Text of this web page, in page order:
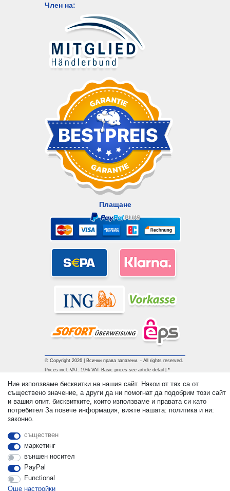
Член на:
Плащане
© Copyright 2026 | Всички права запазени. - All rights reserved.
Prices incl. VAT. 19% VAT Basic prices see article detail | *
Withdraw from contract here контакт
Ние използваме бисквитки на нашия сайт. Някои от тях са от
съществено значение, а други да ни помогнат да подобрим този сайт
и вашия опит. бисквитките, които използваме и правата си като
потребител За повече информация, вижте нашата: политика и ни:
законно.
съществен
маркетинг
външен носител
PayPal
Functional
Още настройки